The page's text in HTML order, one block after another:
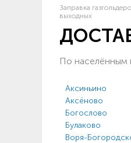
Заправка
выходных
По населённым
Аксиньино
Аксёново
Богослово
Булаково
Воря-